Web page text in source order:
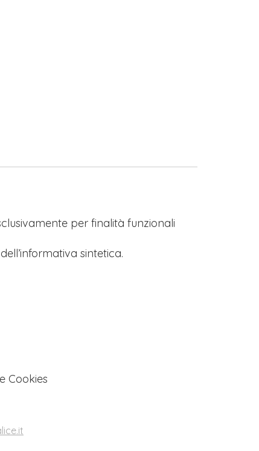
per finalità funzionali
sintetica.
Cookies